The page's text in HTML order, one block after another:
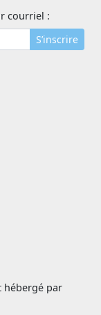
courriel :
S’inscrire
hébergé par